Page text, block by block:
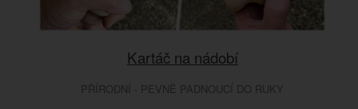
Kartáč na nádobí
PŘÍRODNÍ - PEVNĚ PADNOUCÍ DO RUKY